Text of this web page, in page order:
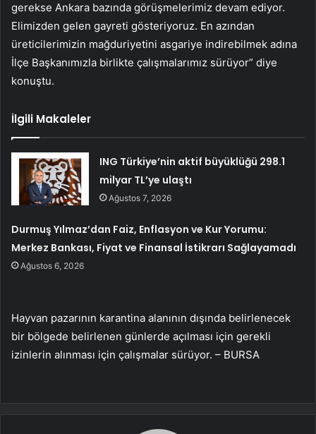
gerekse Ankara bazında görüşmelerimiz devam ediyor.
Elimizden gelen gayreti gösteriyoruz. En azından
üreticilerimizin mağduriyetini asgariye indirebilmek adına
İlçe Başkanımızla birlikte çalışmalarımız sürüyor” diye
konuştu.
İlgili Makaleler
ING Türkiye’nin aktif büyüklüğü 298.1
milyar TL’ye ulaştı
Ağustos 7, 2026
Durmuş Yılmaz’dan Faiz, Enflasyon ve Kur Yorumu:
Merkez Bankası, Fiyat ve Finansal İstikrarı Sağlayamadı
Ağustos 6, 2026
Hayvan pazarının karantina alanının dışında belirlenecek
bir bölgede belirlenen günlerde açılması için gerekli
izinlerin alınması için çalışmalar sürüyor. – BURSA